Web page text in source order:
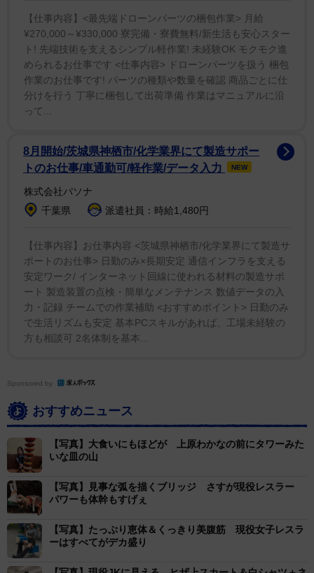
と明かし、「大食いロケもあってバランスの調整が難し
かったけれど自己管理をストイックに努めました」とボ
ディを作り上げた日々を振り返った。
8日に「週刊プレイボーイ」(9日発売)にグラビアが誌
面に掲載されることとデジタル写真集「BEYOND」の発
ファンに「まだ見ていない人、絶対見て欲しい！！」と
呼びかけた。
非の打ちどころのないショットをフォロワーも絶賛。
ちゃカッケ〜」「お見事」「力強さと美しさに満ちてい
ます」と称賛のコメントが並ぶ。さらに「まさにプロ根
性！」「努力しないとそこまでならない」と尊敬の声も
寄せられていた。
【仕事内容】<最先端ドローンパーツの梱包作業> 月給
¥270,000～¥330,000 寮完備・寮費無料/新生活も安心スター
ト! 先端技術を支えるシンプル軽作業! 未経験OK モクモク進
められるお仕事です <仕事内容> ドローンパーツを扱う 梱包
作業のお仕事です! パーツの種類や数量を確認 商品ごとに仕
分けを行う 丁寧に梱包して出荷準備 作業はマニュアルに沿
って...
8月開始/茨城県神栖市/化学業界にて製造サポー
トのお仕事/車通勤可/軽作業/データ入力
NEW
株式会社パソナ
千葉県
派遣社員：時給1,480円
【仕事内容】お仕事内容 <茨城県神栖市/化学業界にて製造サ
ポートのお仕事> 日勤のみ×長期安定 通信インフラを支える
安定ワーク/ インターネット回線に使われる材料の製造サポ
ート 製造装置の点検・簡単なメンテナンス 数値データの入
力・記録 チームでの作業補助 <おすすめポイント> 日勤のみ
で生活リズムも安定 基本PCスキルがあれば、工場未経験の
方も相談可 2名体制を基本...
Sponsored by
おすすめニュース
【写真】大食いにもほどが 上原わかなの前にタワーみた
いな皿の山
【写真】見事な弧を描くブリッジ さすが現役レスラー
パワーも体幹もすげぇ
【写真】たっぷり恵体＆くっきり美腹筋 現役女子レスラ
ーはすべてがデカ盛り